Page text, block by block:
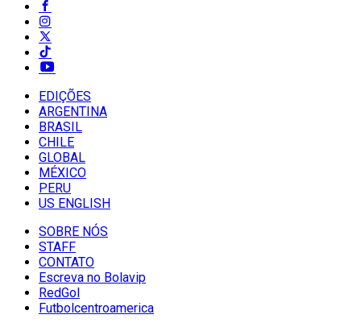
EDIÇÕES
ARGENTINA
BRASIL
CHILE
GLOBAL
MÉXICO
PERU
US ENGLISH
SOBRE NÓS
STAFF
CONTATO
Escreva no Bolavip
RedGol
Futbolcentroamerica